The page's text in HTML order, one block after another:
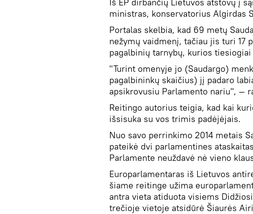
ministras, konservatorius Algirdas
Portalas skelbia, kad 69 metų
nežymų vaidmenį, tačiau jis turi 17
pagalbinių tarnybų, kurios tiesiogiai
"Turint omenyje jo (Saudargo)
pagalbininkų skaičius) jį padaro
apsikrovusiu Parlamento nariu", —
Reitingo autorius teigia, kad kai
išsisuka su vos trimis padėjėjais.
Nuo savo perrinkimo 2014 metais
pateikė dvi parlamentines
Parlamente neuždavė nė vieno
Europarlamentaras iš Lietuvos
šiame reitinge užima
antra vieta atiduota visiems
trečioje vietoje atsidūrė Šiaurės